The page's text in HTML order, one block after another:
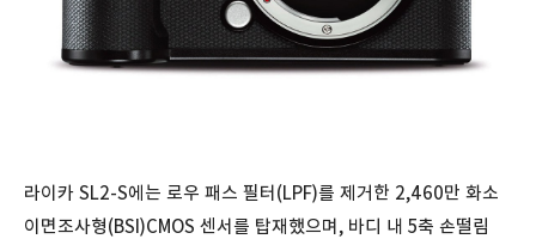
라이카 SL2-S에는 로우 패스 필터(LPF)를 제거한 2,460만 화소
이면조사형(BSI)CMOS 센서를 탑재했으며, 바디 내 5축 손떨림